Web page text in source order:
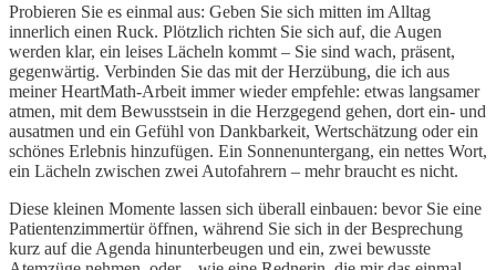
Probieren Sie es einmal aus: Geben Sie sich mitten im Alltag
innerlich einen Ruck. Plötzlich richten Sie sich auf, die Augen
werden klar, ein leises Lächeln kommt – Sie sind wach, präsent,
gegenwärtig. Verbinden Sie das mit der Herzübung, die ich aus
meiner HeartMath-Arbeit immer wieder empfehle: etwas langsamer
atmen, mit dem Bewusstsein in die Herzgegend gehen, dort ein- und
ausatmen und ein Gefühl von Dankbarkeit, Wertschätzung oder ein
schönes Erlebnis hinzufügen. Ein Sonnenuntergang, ein nettes Wort,
ein Lächeln zwischen zwei Autofahrern – mehr braucht es nicht.
Diese kleinen Momente lassen sich überall einbauen: bevor Sie eine
Patientenzimmertür öffnen, während Sie sich in der Besprechung
kurz auf die Agenda hinunterbeugen und ein, zwei bewusste